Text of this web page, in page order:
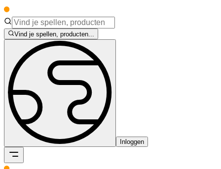
Vind je spellen, producten...
Inloggen